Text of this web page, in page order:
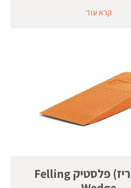
קרא עוד
קלין (טריז) פלסטיק Felling